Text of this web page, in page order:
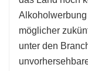
Alkoholwerbung
möglicher
unter den